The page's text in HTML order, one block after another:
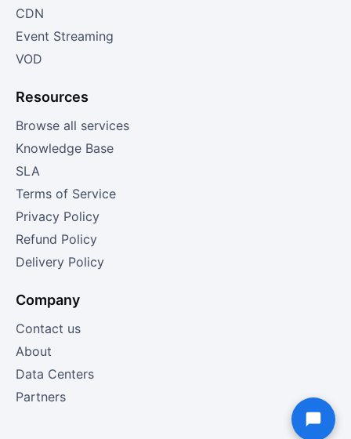
CDN
Event Streaming
VOD
Resources
Browse all services
Knowledge Base
SLA
Terms of Service
Privacy Policy
Refund Policy
Delivery Policy
Company
Contact us
About
Data Centers
Partners